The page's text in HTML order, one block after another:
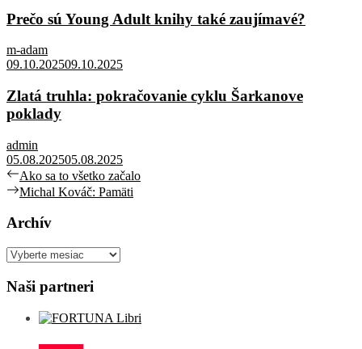
Prečo sú Young Adult knihy také zaujímavé?
m-adam
09.10.202509.10.2025
Zlatá truhla: pokračovanie cyklu Šarkanove
poklady
admin
05.08.202505.08.2025
Navigácia
v
článku
Previous
post:
Ako sa to všetko začalo
Next
Michal Kováč: Pamäti
Archív
Archív
Naši partneri